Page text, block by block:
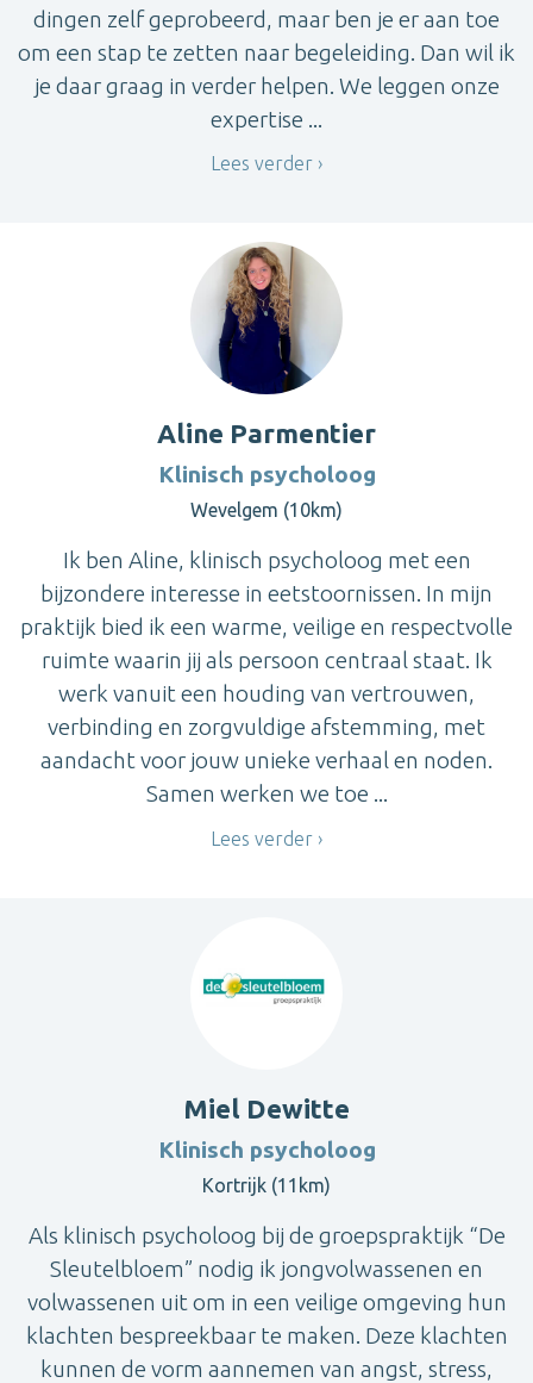
dingen zelf geprobeerd, maar ben je er aan toe
om een stap te zetten naar begeleiding. Dan wil ik
je daar graag in verder helpen. We leggen onze
expertise ...
Lees verder
Aline Parmentier
Klinisch psycholoog
Wevelgem (10km)
Ik ben Aline, klinisch psycholoog met een
bijzondere interesse in eetstoornissen. In mijn
praktijk bied ik een warme, veilige en respectvolle
ruimte waarin jij als persoon centraal staat. Ik
werk vanuit een houding van vertrouwen,
verbinding en zorgvuldige afstemming, met
aandacht voor jouw unieke verhaal en noden.
Samen werken we toe ...
Lees verder
Miel Dewitte
Klinisch psycholoog
Kortrijk (11km)
Als klinisch psycholoog bij de groepspraktijk “De
Sleutelbloem” nodig ik jongvolwassenen en
volwassenen uit om in een veilige omgeving hun
klachten bespreekbaar te maken. Deze klachten
kunnen de vorm aannemen van angst, stress,